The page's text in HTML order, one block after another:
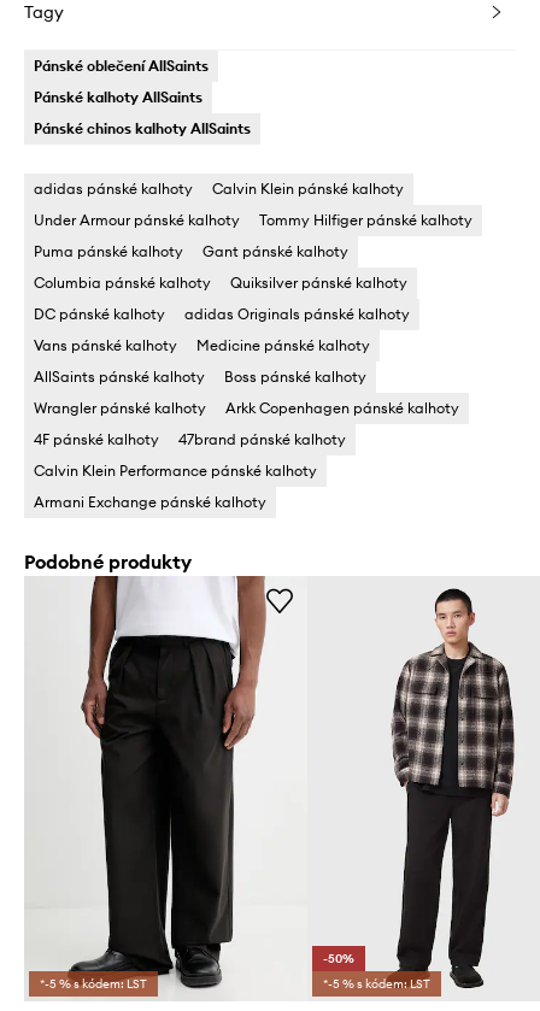
Tagy
Pánské oblečení AllSaints
Pánské kalhoty AllSaints
Pánské chinos kalhoty AllSaints
adidas pánské kalhoty
Calvin Klein pánské kalhoty
Under Armour pánské kalhoty
Tommy Hilfiger pánské kalhoty
Puma pánské kalhoty
Gant pánské kalhoty
Columbia pánské kalhoty
Quiksilver pánské kalhoty
DC pánské kalhoty
adidas Originals pánské kalhoty
Vans pánské kalhoty
Medicine pánské kalhoty
AllSaints pánské kalhoty
Boss pánské kalhoty
Wrangler pánské kalhoty
Arkk Copenhagen pánské kalhoty
4F pánské kalhoty
47brand pánské kalhoty
Calvin Klein Performance pánské kalhoty
Armani Exchange pánské kalhoty
Podobné produkty
*-5 % s kódem: LST
-50%
*-5 % s kódem: LST